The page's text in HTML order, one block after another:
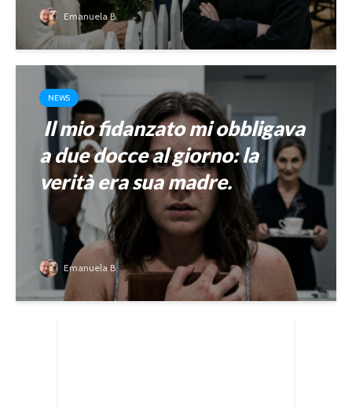
Emanuela B.
NEWS
Il mio fidanzato mi obbligava
a due docce al giorno: la
verità era sua madre.
Emanuela B.